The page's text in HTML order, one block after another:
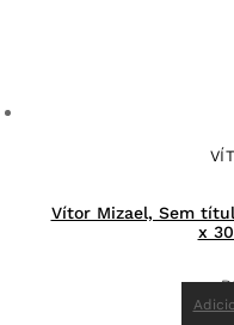
Vítor Mizael, Sem
x